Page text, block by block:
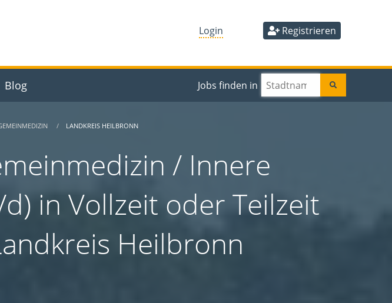
Login Registrieren
Blog Jobs finden in
LANDKREIS HEILBRONN
/ Innere
in Vollzeit oder Teilzeit
Heilbronn